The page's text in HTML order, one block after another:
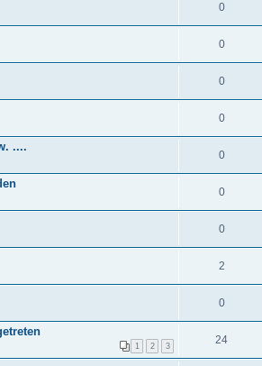
0
0
0
0
....
0
0
0
2
0
1 2 3 24